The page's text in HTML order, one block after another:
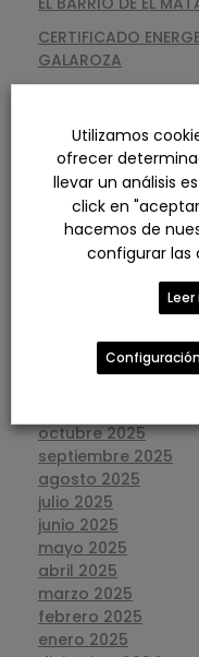
CERTIFICADO
GALAROZA
agosto 2026
julio 2026
junio 2026
febrero 2026
enero 2026
octubre 2025
septiembre 2025
agosto 2025
julio 2025
junio 2025
mayo 2025
abril 2025
marzo 2025
febrero 2025
enero 2025
Utilizamos
ofrecer
llevar un análisis
click en
hacemos de
configurar las